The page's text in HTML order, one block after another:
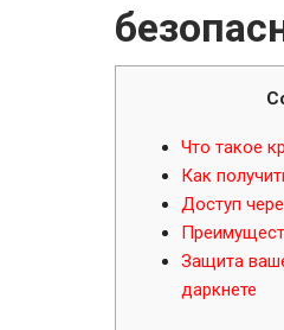
Что такое
Как
Доступ
Защита
даркнете